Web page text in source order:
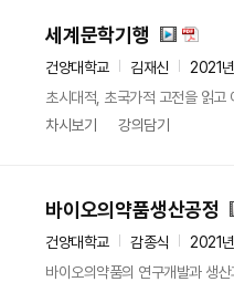
세계문학기행
건양대학교 김재신
2021
초시대적, 초국가적 고전을 읽고
차시보기
강의담기
바이오의약품생산공정
건양대학교 감종식
2021
바이오의약품의 연구개발과 생